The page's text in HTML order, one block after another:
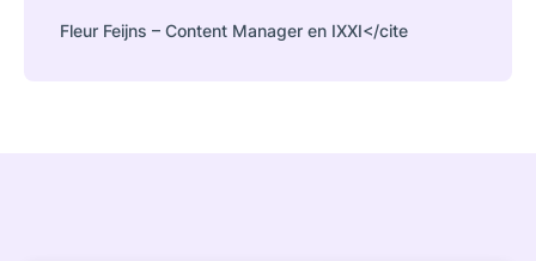
Fleur Feijns – Content Manager en IXXI</cite